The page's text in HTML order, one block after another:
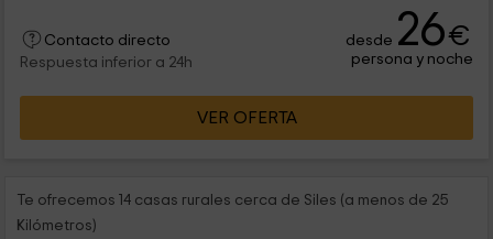
Contacto directo
Respuesta inferior a 24h
desde 26€
persona y noche
VER OFERTA
Te ofrecemos 14 casas rurales cerca de Siles (a menos de 25
Kilómetros)